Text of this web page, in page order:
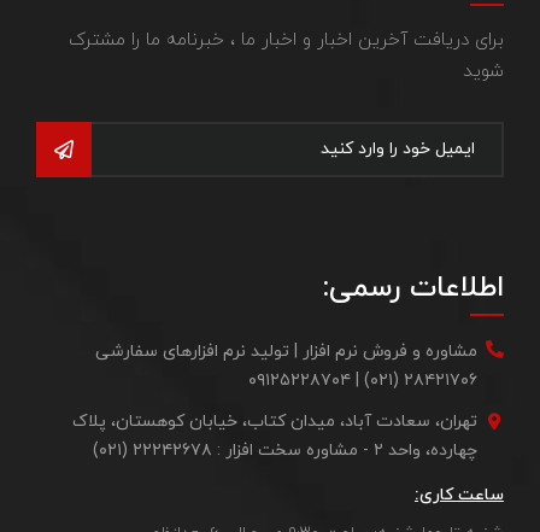
برای دریافت آخرین اخبار و اخبار ما ، خبرنامه ما را مشترک
شوید
اطلاعات رسمی:
مشاوره و فروش نرم افزار | تولید نرم افزارهای سفارشی
۲۸۴۲۱۷۰۶ (۰۲۱) | ۰۹۱۲۵۲۲۸۷۰۴
تهران، سعادت آباد، میدان کتاب، خیابان کوهستان، پلاک
چهارده، واحد ۲ - مشاوره سخت افزار : ۲۲۲۴۲۶۷۸ (۰۲۱)
ساعت کاری: